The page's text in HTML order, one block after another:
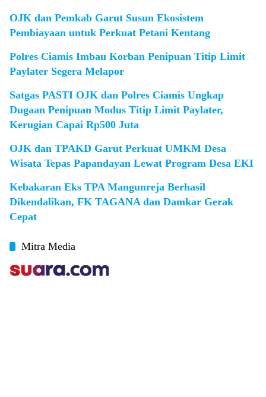
OJK dan Pemkab Garut Susun Ekosistem
Pembiayaan untuk Perkuat Petani Kentang
Polres Ciamis Imbau Korban Penipuan Titip Limit
Paylater Segera Melapor
Satgas PASTI OJK dan Polres Ciamis Ungkap
Dugaan Penipuan Modus Titip Limit Paylater,
Kerugian Capai Rp500 Juta
OJK dan TPAKD Garut Perkuat UMKM Desa
Wisata Tepas Papandayan Lewat Program Desa EKI
Kebakaran Eks TPA Mangunreja Berhasil
Dikendalikan, FK TAGANA dan Damkar Gerak
Cepat
Mitra Media